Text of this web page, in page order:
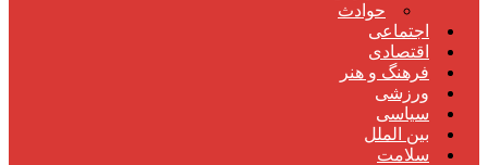
حوادث
اجتماعی
اقتصادی
فرهنگ و هنر
ورزشی
سیاسی
بین الملل
سلامت